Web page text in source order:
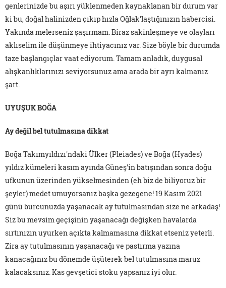
genlerinizde bu aşırı yüklenmeden kaynaklanan bir durum var
ki bu, doğal halinizden çıkıp hızla Oğlak'laştığınızın habercisi.
Yakında melerseniz şaşırmam. Biraz sakinleşmeye ve olayları
aklıselim ile düşünmeye ihtiyacınız var. Size böyle bir durumda
taze başlangıçlar vaat ediyorum. Tamam anladık, duygusal
alışkanlıklarınızı seviyorsunuz ama arada bir ayrı kalmanız
şart.
UYUŞUK BOĞA
Ay değil bel tutulmasına dikkat
Boğa Takımyıldızı'ndaki Ülker (Pleiades) ve Boğa (Hyades)
yıldız kümeleri kasım ayında Güneş'in batışından sonra doğu
ufkunun üzerinden yükselmesinden (eh biz de biliyoruz bir
şeyler) medet umuyorsanız başka gezegene! 19 Kasım 2021
günü burcunuzda yaşanacak ay tutulmasından size ne arkadaş!
Siz bu mevsim geçişinin yaşanacağı değişken havalarda
sırtınızın uyurken açıkta kalmamasına dikkat etseniz yeterli.
Zira ay tutulmasının yaşanacağı ve pastırma yazına
kanacağınız bu dönemde üşüterek bel tutulmasına maruz
kalacaksınız. Kas gevşetici stoku yapsanız iyi olur.